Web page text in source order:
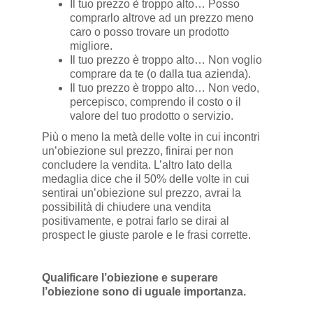
Il tuo prezzo è troppo alto… Posso
comprarlo altrove ad un prezzo meno
caro o posso trovare un prodotto
migliore.
Il tuo prezzo è troppo alto… Non voglio
comprare da te (o dalla tua azienda).
Il tuo prezzo è troppo alto… Non vedo,
percepisco, comprendo il costo o il
valore del tuo prodotto o servizio.
Più o meno la metà delle volte in cui incontri
un’obiezione sul prezzo, finirai per non
concludere la vendita. L’altro lato della
medaglia dice che il 50% delle volte in cui
sentirai un’obiezione sul prezzo, avrai la
possibilità di chiudere una vendita
positivamente, e potrai farlo se dirai al
prospect le giuste parole e le frasi corrette.
Qualificare l’obiezione e superare
l’obiezione sono di uguale importanza.